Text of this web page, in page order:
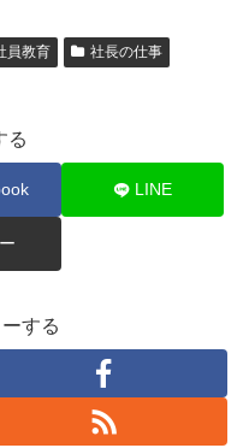
員教育
社長の仕事
る
LINE
する